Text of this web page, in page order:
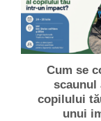
Cum se
scaunul
copilului
unui